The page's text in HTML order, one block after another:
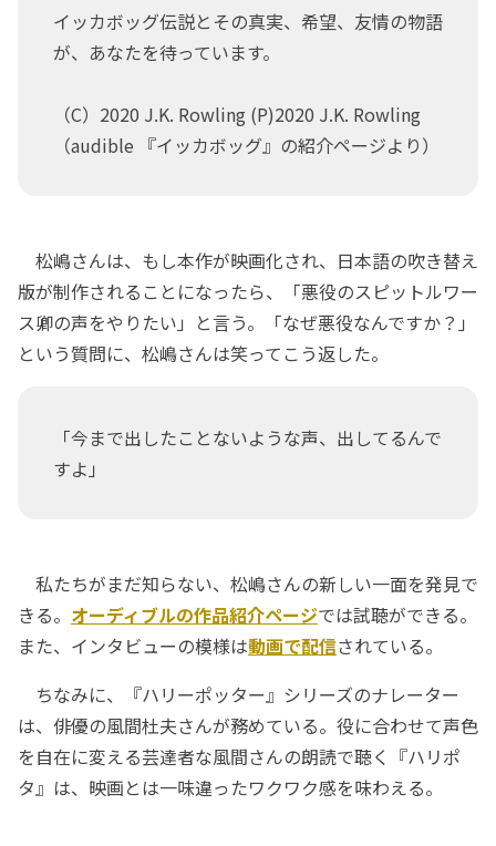
イッカボッグ伝説とその真実、希望、友情の物語
が、あなたを待っています。
（C）2020 J.K. Rowling (P)2020 J.K. Rowling
（audible 『イッカボッグ』の紹介ページより）
松嶋さんは、もし本作が映画化され、日本語の吹き替え
版が制作されることになったら、「悪役のスピットルワー
ス卿の声をやりたい」と言う。「なぜ悪役なんですか？」
という質問に、松嶋さんは笑ってこう返した。
「今まで出したことないような声、出してるんで
すよ」
私たちがまだ知らない、松嶋さんの新しい一面を発見で
きる。 オーディブルの作品紹介ページでは試聴ができる。
また、インタビューの模様は動画で配信されている。
ちなみに、『ハリーポッター』シリーズのナレーター
は、俳優の風間杜夫さんが務めている。役に合わせて声色
を自在に変える芸達者な風間さんの朗読で聴く『ハリポ
タ』は、映画とは一味違ったワクワク感を味わえる。